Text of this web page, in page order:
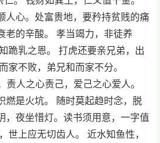
人心。处富贵地，要矜持贫贱的痛
老的辛酸。 孝当竭力，非徒养
跪乳之恩。 打虎还要亲兄弟，出
家不败，弟兄和而家不分。
人之心责己，爱己之心爱人。
燃是火坑。 随时莫起趋时念，脱
，夜坐惜灯。读书须用意，一字值
世上应无切齿人。 近水知鱼性，